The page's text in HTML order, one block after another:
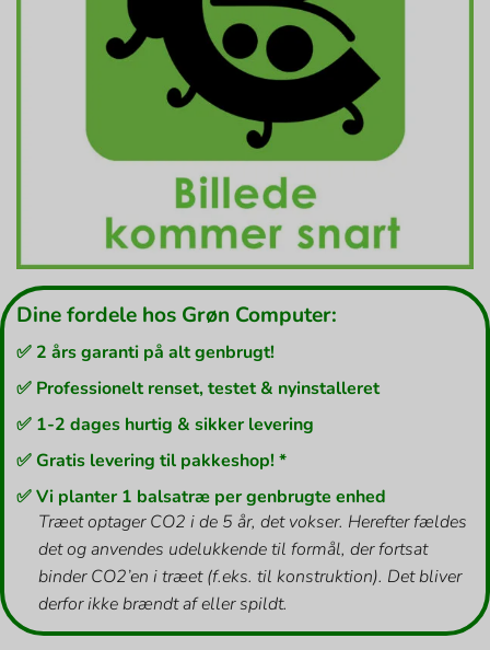
Dine fordele hos Grøn Computer:
✅ 2 års garanti på alt genbrugt!
✅ Professionelt renset, testet & nyinstalleret
✅ 1-2 dages hurtig & sikker levering
✅ Gratis levering til pakkeshop! *
✅ Vi planter 1 balsatræ per genbrugte enhed
Træet optager CO2 i de 5 år, det vokser. Herefter fældes
det og anvendes udelukkende til formål, der fortsat
binder CO2’en i træet (f.eks. til konstruktion). Det bliver
derfor ikke brændt af eller spildt.